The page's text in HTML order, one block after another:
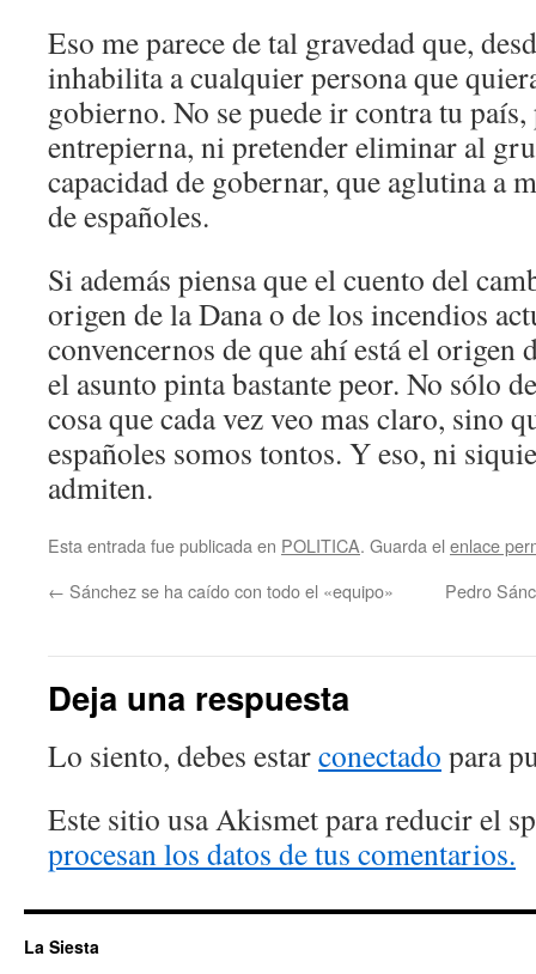
Eso me parece de tal gravedad que,
inhabilita a cualquier persona que
gobierno. No se puede ir contra tu
entrepierna, ni pretender eliminar al
capacidad de gobernar, que aglutina a
de españoles.
Si además piensa que el cuento del
origen de la Dana o de los incendios
convencernos de que ahí está el origen
el asunto pinta bastante peor. No sólo
cosa que cada vez veo mas claro, sino
españoles somos tontos. Y eso, ni
admiten.
Esta entrada fue publicada en POLITICA. Guarda el enlace
← Sánchez se ha caído con todo el «equipo» Pedro
Deja una respuesta
Lo siento, debes estarconectado para
Este sitio usa Akismet para reducir el
procesan los datos de tus comentarios.
La Siesta